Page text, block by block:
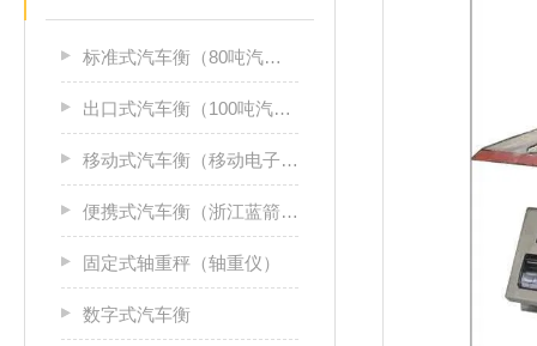
标准式汽车衡（80吨汽车过磅称）
出口式汽车衡（100吨汽车磅秤）
移动式汽车衡（移动电子汽车衡）
便携式汽车衡（浙江蓝箭便携式汽车衡）
固定式轴重秤（轴重仪）
数字式汽车衡